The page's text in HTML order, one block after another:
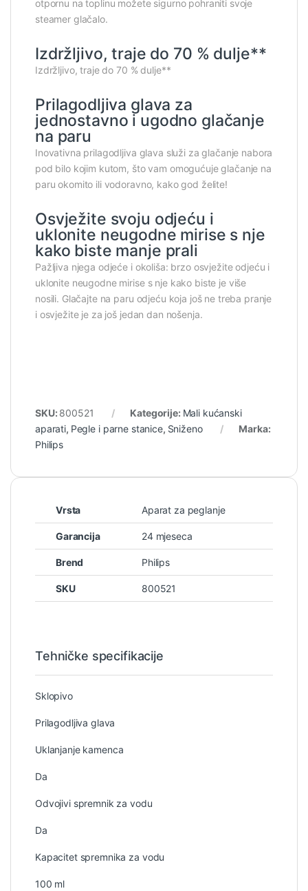
otpornu na toplinu možete sigurno pohraniti svoje
steamer glačalo.
Izdržljivo, traje do 70 % dulje**
Izdržljivo, traje do 70 % dulje**
Prilagodljiva glava za
jednostavno i ugodno glačanje
na paru
Inovativna prilagodljiva glava služi za glačanje nabora
pod bilo kojim kutom, što vam omogućuje glačanje na
paru okomito ili vodoravno, kako god želite!
Osvježite svoju odjeću i
uklonite neugodne mirise s nje
kako biste manje prali
Pažljiva njega odjeće i okoliša: brzo osvježite odjeću i
uklonite neugodne mirise s nje kako biste je više
nosili. Glačajte na paru odjeću koja još ne treba pranje
i osvježite je za još jedan dan nošenja.
SKU: 800521 Kategorije: Mali kućanski
aparati, Pegle i parne stanice, Sniženo
Marka:
Philips
Vrsta Aparat za peglanje
Garancija 24 mjeseca
Brend Philips
SKU 800521
Tehničke specifikacije
Sklopivo
Prilagodljiva glava
Uklanjanje kamenca
Da
Odvojivi spremnik za vodu
Da
Kapacitet spremnika za vodu
100 ml